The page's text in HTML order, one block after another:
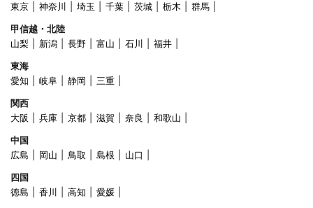
東京
神奈川 埼玉 千葉 茨城 栃木
群馬
甲信越・北陸
山梨
新潟 長野 富山 石川
福井
東海
愛知
岐阜 静岡
三重
関西
大阪
兵庫 京都 滋賀 奈良
和歌山
中国
広島
岡山 鳥取 島根
山口
四国
徳島
香川 高知
愛媛